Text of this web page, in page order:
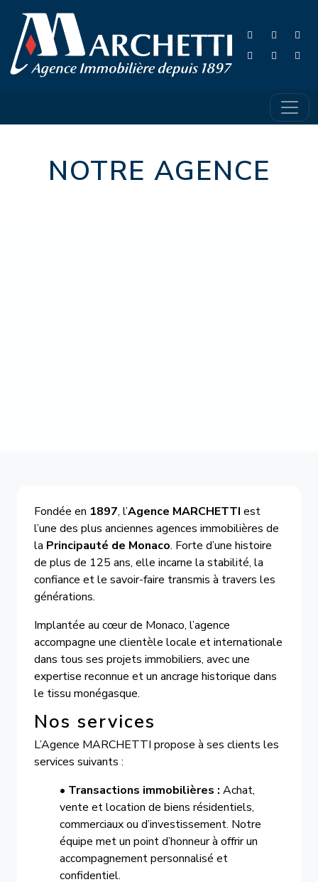
NOTRE AGENCE
Fondée en 1897, l’Agence MARCHETTI est
l’une des plus anciennes agences immobilières de
la Principauté de Monaco. Forte d’une histoire
de plus de 125 ans, elle incarne la stabilité, la
confiance et le savoir-faire transmis à travers les
générations.
Implantée au cœur de Monaco, l’agence
accompagne une clientèle locale et internationale
dans tous ses projets immobiliers, avec une
expertise reconnue et un ancrage historique dans
le tissu monégasque.
Nos services
L’Agence MARCHETTI propose à ses clients les
services suivants :
• Transactions immobilières : Achat,
vente et location de biens résidentiels,
commerciaux ou d’investissement. Notre
équipe met un point d’honneur à offrir un
accompagnement personnalisé et
confidentiel.